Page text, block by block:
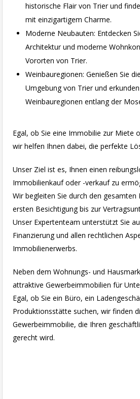
historische Flair von Trier und
mit einzigartigem Charme.
Moderne Neubauten: Entdecken
Architektur und moderne
Vororten von Trier.
Weinbauregionen: Genießen Sie
Umgebung von Trier und
Weinbauregionen entlang der
Egal, ob Sie eine Immobilie zur Miete
wir helfen Ihnen dabei, die perfekte
Unser Ziel ist es, Ihnen einen
Immobilienkauf oder -verkauf zu
Wir begleiten Sie durch den gesamten
ersten Besichtigung bis zur
Unser Expertenteam unterstützt Sie
Finanzierung und allen rechtlichen
Immobilienerwerbs.
Neben dem Wohnungs- und
attraktive Gewerbeimmobilien für
Egal, ob Sie ein Büro, ein
Produktionsstätte suchen, wir finden
Gewerbeimmobilie, die Ihren
gerecht wird.